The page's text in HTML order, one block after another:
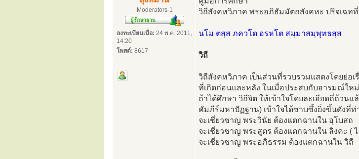
Moderators-1
ลงทะเบียนเมื่อ: 24 พ.ค. 2011,
14:20
โพสต์: 8617
วิถีสังคหวิภาค พระอภิธัมมัตถสังคหะ ปริจเฉท
นโม ตสฺส ภควโต อรหโต สมฺมาสมฺพุทธสฺส
วิถี
วิถีสังคหวิภาค เป็นส่วนที่รวบรวมแสดงโดยย่อ
ที่เกิดก่อนและหลัง ในเมื่อประสบกับอารมณ์ให
ถ้าได้ศึกษา วิถีจิต ให้เข้าใจโดยละเอียดถี่ถ้วน
คัมภีร์มหาปัฏฐาน) เข้าใจได้ซาบซึ้งยิ่งขึ้นดังที่ท่
จะเชี่ยวชาญ พระวินัย ต้องแตกฉานใน อุโบสถ
จะเชี่ยวชาญ พระสูตร ต้องแตกฉานใน ลิงคะ (
จะเชี่ยวชาญ พระอภิธรรม ต้องแตกฉานใน วิถี